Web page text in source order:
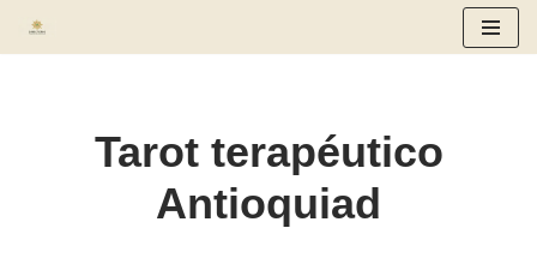
Tarot terapéutico
Antioquiad